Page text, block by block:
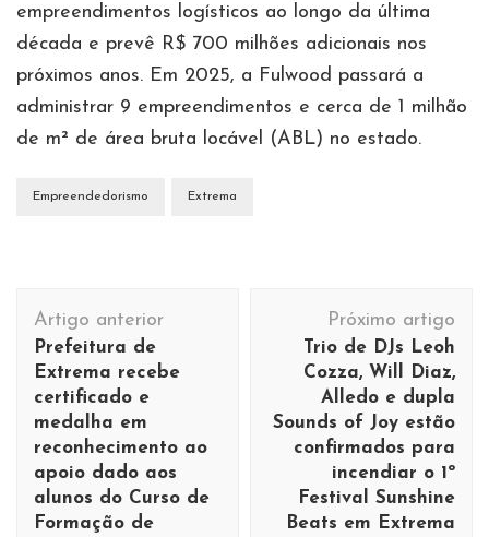
empreendimentos logísticos ao longo da última
década e prevê R$ 700 milhões adicionais nos
próximos anos. Em 2025, a Fulwood passará a
administrar 9 empreendimentos e cerca de 1 milhão
de m² de área bruta locável (ABL) no estado.
Empreendedorismo Extrema
Navegação
de
post
Artigo anterior
Prefeitura de
Extrema recebe
certificado e
medalha em
reconhecimento ao
apoio dado aos
alunos do Curso de
Formação de
Próximo artigo
Trio de DJs Leoh
Cozza, Will Diaz,
Alledo e dupla
Sounds of Joy estão
confirmados para
incendiar o 1º
Festival Sunshine
Beats em Extrema